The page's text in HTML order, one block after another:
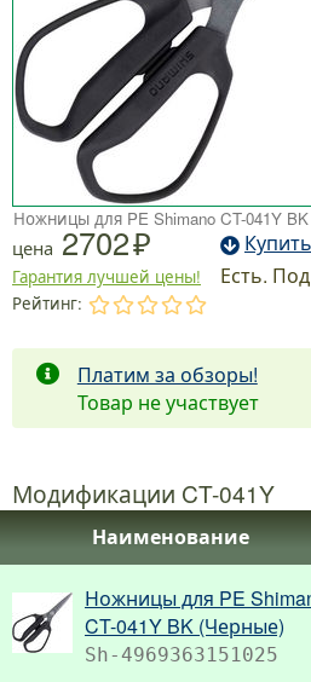
цена 2702
Гарантия лучшей цены!
Купить
Есть.
Рейтинг:
Платим за обзоры!
Товар не участвует
Модификации CT-041Y
Наименование
Ножницы для PE
CT-041Y BK (Черные)
Sh-4969363151025